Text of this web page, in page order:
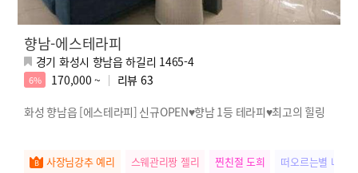
향남-에스테라피
경기 화성시 향남읍 하길리 1465-4
6% 170,000 ~ 리뷰 63
화성 향남읍 [에스테라피] 신규OPEN♥향남 1등 테라피♥최고의 힐링
사장님강추 예리 스웨관리짱 젤리 찐친절 도희 떠오르는별 나나